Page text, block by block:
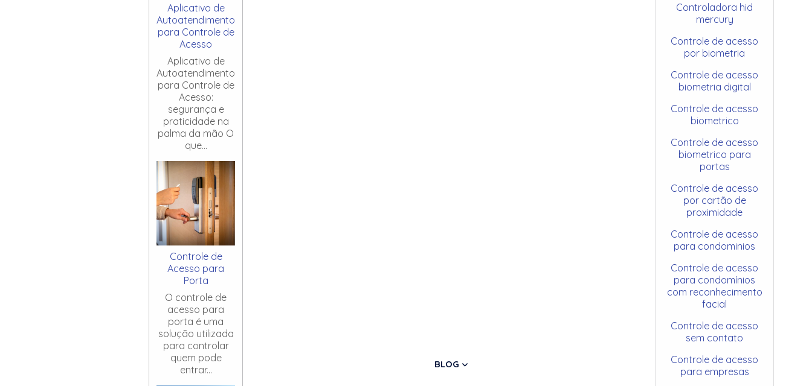
Aplicativo de
Autoatendimento
para Controle de
Acesso
Aplicativo de
Autoatendimento
para Controle de
Acesso:
segurança e
praticidade na
palma da mão O
que...
Controle de
Acesso para
Porta
O controle de
acesso para
porta é uma
solução utilizada
para controlar
quem pode
entrar...
BLOG
Controladora hid
mercury
Controle de acesso
por biometria
Controle de acesso
biometria digital
Controle de acesso
biometrico
Controle de acesso
biometrico para
portas
Controle de acesso
por cartão de
proximidade
Controle de acesso
para condominios
Controle de acesso
para condomínios
com reconhecimento
facial
Controle de acesso
sem contato
Controle de acesso
para empresas